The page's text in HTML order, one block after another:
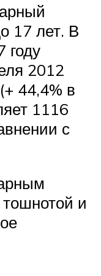
17 лет. В
году
2012
44,4% в
1116
с
тошнотой и